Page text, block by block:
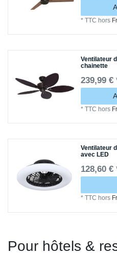
*TTC hors
Ventilateur
chainette
239,99 €
*TTC hors
Ventilateur
avec LED
128,60 €
*TTC hors
Pour hôtels &